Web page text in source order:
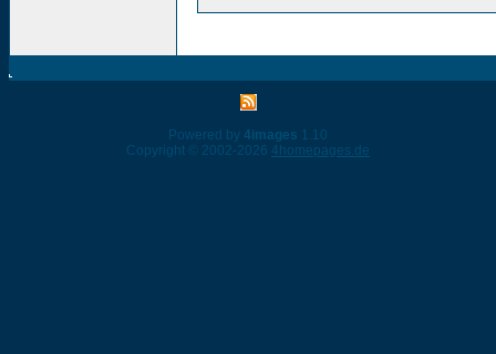
Powered by 4images 1.10
Copyright © 2002-2026 4homepages.de